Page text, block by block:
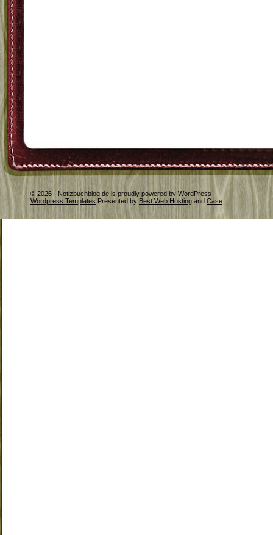
© 2026 - Notizbuchblog.de is proudly powered by WordPress
Wordpress Templates Presented by Best Web Hosting and Case